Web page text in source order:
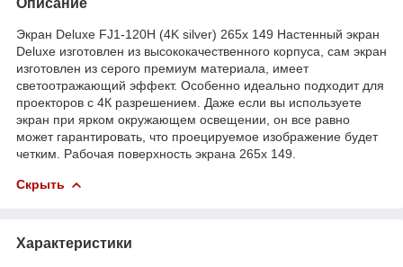
Экран Deluxe FJ1-120H (4K silver) 265x 149 Настенный экран
Deluxe изготовлен из высококачественного корпуса, сам экран
изготовлен из серого премиум материала, имеет
светоотражающий эффект. Особенно идеально подходит для
проекторов с 4К разрешением. Даже если вы используете
экран при ярком окружающем освещении, он все равно
может гарантировать, что проецируемое изображение будет
четким. Рабочая поверхность экрана 265х 149.
Скрыть
Характеристики